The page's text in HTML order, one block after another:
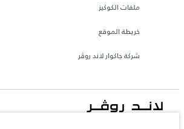
ملفات الكوكيز
خريطة الموقع
شركة جاكوار لاند روڤر